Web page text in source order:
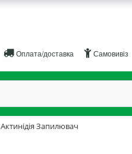
Оплата/доставка Самовивіз
Актинідія Запилювач